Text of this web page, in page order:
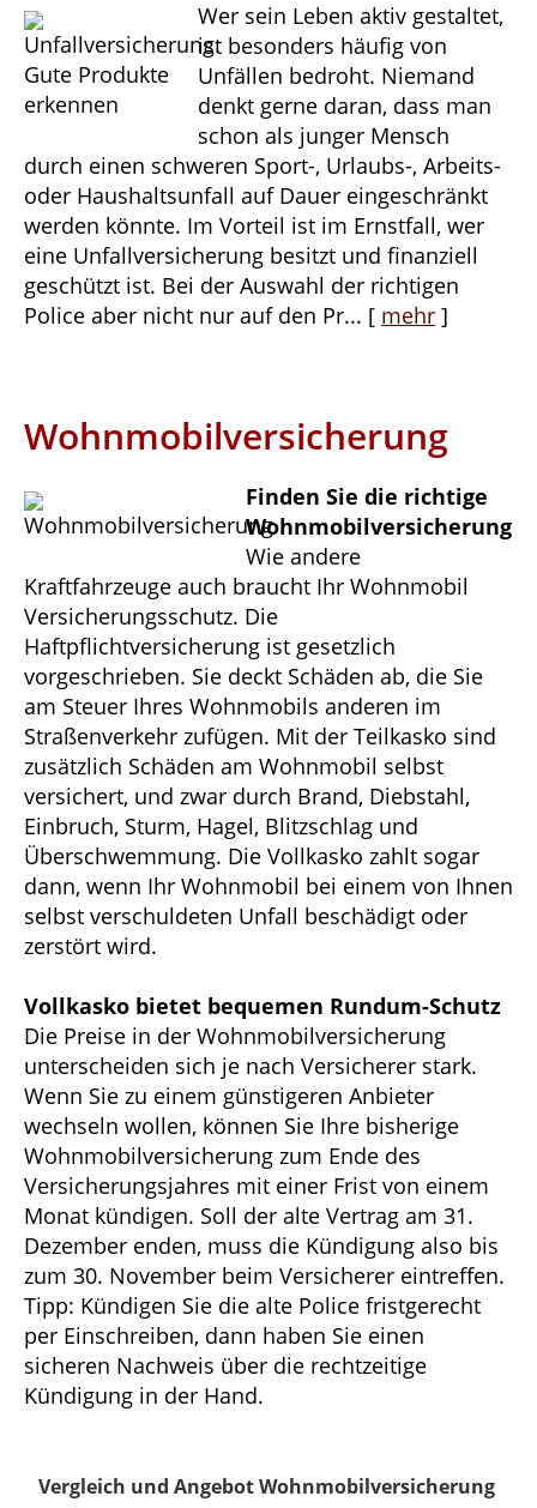
Wer sein Leben aktiv gestaltet,
ist besonders häufig von
Unfällen bedroht. Niemand
denkt gerne daran, dass man
schon als junger Mensch
durch einen schweren Sport-, Urlaubs-, Arbeits-
oder Haushaltsunfall auf Dauer eingeschränkt
werden könnte. Im Vorteil ist im Ernstfall, wer
eine Unfallversicherung besitzt und finanziell
geschützt ist. Bei der Auswahl der richtigen
Police aber nicht nur auf den Pr... [ mehr ]
Wohnmobilversicherung
Finden Sie die richtige
Wohnmobilversicherung
Wie andere
Kraftfahrzeuge auch braucht Ihr Wohnmobil
Versicherungsschutz. Die
Haftpflichtversicherung ist gesetzlich
vorgeschrieben. Sie deckt Schäden ab, die Sie
am Steuer Ihres Wohnmobils anderen im
Straßenverkehr zufügen. Mit der Teilkasko sind
zusätzlich Schäden am Wohnmobil selbst
versichert, und zwar durch Brand, Diebstahl,
Einbruch, Sturm, Hagel, Blitzschlag und
Überschwemmung. Die Vollkasko zahlt sogar
dann, wenn Ihr Wohnmobil bei einem von Ihnen
selbst verschuldeten Unfall beschädigt oder
zerstört wird.
Vollkasko bietet bequemen Rundum-Schutz
Die Preise in der Wohnmobilversicherung
unterscheiden sich je nach Versicherer stark.
Wenn Sie zu einem günstigeren Anbieter
wechseln wollen, können Sie Ihre bisherige
Wohnmobilversicherung zum Ende des
Versicherungsjahres mit einer Frist von einem
Monat kündigen. Soll der alte Vertrag am 31.
Dezember enden, muss die Kündigung also bis
zum 30. November beim Versicherer eintreffen.
Tipp: Kündigen Sie die alte Police fristgerecht
per Einschreiben, dann haben Sie einen
sicheren Nachweis über die rechtzeitige
Kündigung in der Hand.
Vergleich und Angebot Wohnmobilversicherung